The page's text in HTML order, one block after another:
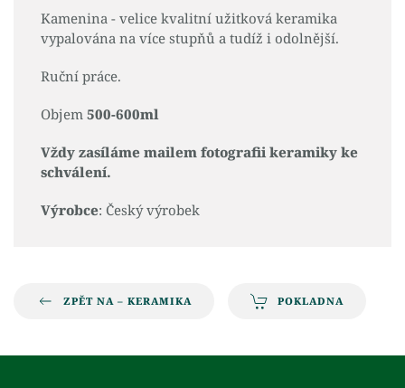
Kamenina - velice kvalitní užitková keramika
vypalována na více stupňů a tudíž i odolnější.
Ruční práce.
Objem 500-600ml
Vždy zasíláme mailem fotografii keramiky ke
schválení.
Výrobce: Český výrobek
ZPĚT NA – KERAMIKA POKLADNA